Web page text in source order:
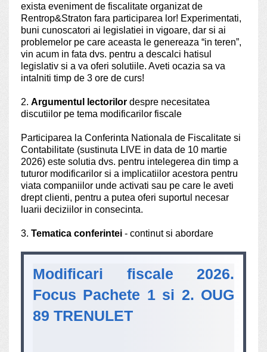
exista eveniment de fiscalitate organizat de
Rentrop&Straton fara participarea lor! Experimentati,
buni cunoscatori ai legislatiei in vigoare, dar si ai
problemelor pe care aceasta le genereaza “in teren”,
vin acum in fata dvs. pentru a descalci hatisul
legislativ si a va oferi solutiile. Aveti ocazia sa va
intalniti timp de 3 ore de curs!
2. Argumentul lectorilor despre necesitatea
discutiilor pe tema modificarilor fiscale
Participarea la Conferinta Nationala de Fiscalitate si
Contabilitate (sustinuta LIVE in data de 10 martie
2026) este solutia dvs. pentru intelegerea din timp a
tuturor modificarilor si a implicatiilor acestora pentru
viata companiilor unde activati sau pe care le aveti
drept clienti, pentru a putea oferi suportul necesar
luarii deciziilor in consecinta.
3. Tematica conferintei - continut si abordare
Modificari fiscale 2026.
Focus Pachete 1 si 2. OUG
89 TRENULET